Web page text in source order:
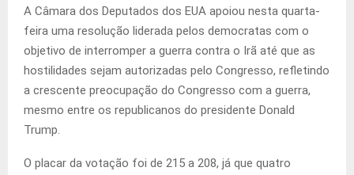
A Câmara dos Deputados ‌dos EUA apoiou nesta ‌quarta-
feira uma resolução liderada pelos democratas com o
objetivo ⁠de interromper ‌a ⁠guerra contra o Irã até que as
hostilidades ​sejam autorizadas pelo Congresso, refletindo
​a crescente preocupação do Congresso com a ‌guerra,
mesmo ​entre os republicanos do presidente ⁠Donald ​
Trump.
O ​placar da votação foi ⁠de ​215 a 208, já ​que quatro